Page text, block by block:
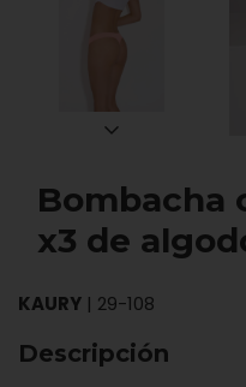
Bombacha
x3 de
KAURY | 29-108
Descripción